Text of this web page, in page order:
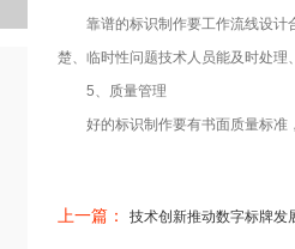
靠谱的标识制作要工作流线设计合
楚、临时性问题技术人员能及时处
5、质量管理
好的标识制作要有书面质量标准
上一篇： 技术创新推动数字标牌发